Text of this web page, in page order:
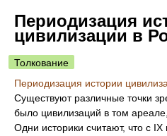
Периодизация
цивилизации в
Толкование
Периодизация истории
Существуют различные точки
было цивилизаций в том
Одни историки считают, что с IX